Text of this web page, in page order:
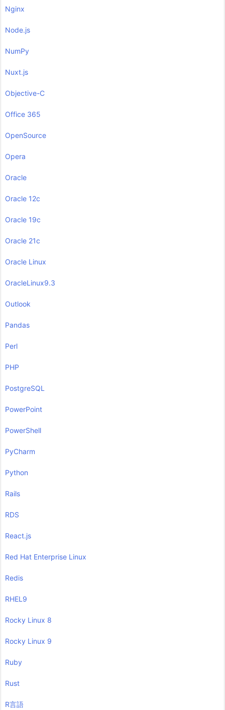
Nginx
Node.js
NumPy
Nuxt.js
Objective-C
Office 365
OpenSource
Opera
Oracle
Oracle 12c
Oracle 19c
Oracle 21c
Oracle Linux
OracleLinux9.3
Outlook
Pandas
Perl
PHP
PostgreSQL
PowerPoint
PowerShell
PyCharm
Python
Rails
RDS
React.js
Red Hat Enterprise Linux
Redis
RHEL9
Rocky Linux 8
Rocky Linux 9
Ruby
Rust
R言語